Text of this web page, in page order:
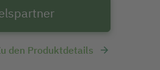
den Produktdetails